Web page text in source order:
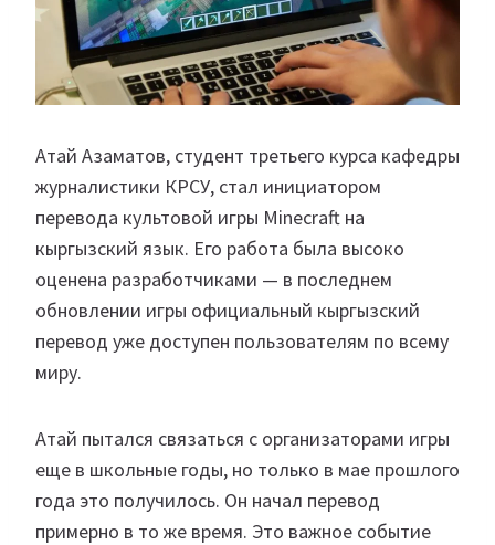
Атай Азаматов, студент третьего курса кафедры
журналистики КРСУ, стал инициатором
перевода культовой игры Minecraft на
кыргызский язык. Его работа была высоко
оценена разработчиками — в последнем
обновлении игры официальный кыргызский
перевод уже доступен пользователям по всему
миру.
Атай пытался связаться с организаторами игры
еще в школьные годы, но только в мае прошлого
года это получилось. Он начал перевод
примерно в то же время. Это важное событие